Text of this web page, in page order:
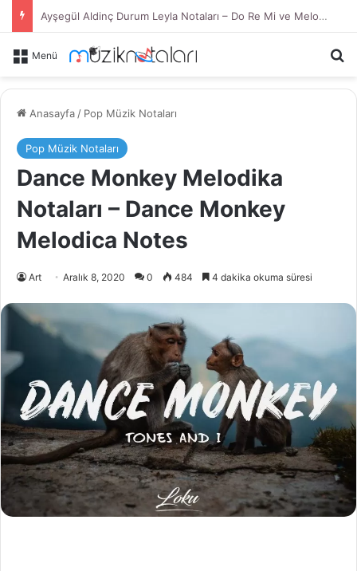
Ayşegül Aldinç Durum Leyla Notaları – Do Re Mi ve Melodika
Menü
Anasayfa / Pop Müzik Notaları
Pop Müzik Notaları
Dance Monkey Melodika
Notaları – Dance Monkey
Melodica Notes
Art Aralık 8, 2020 0 484 4 dakika okuma süresi